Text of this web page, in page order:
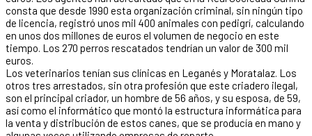
consta que desde 1990 esta organización criminal, sin ningún tipo
de licencia, registró unos mil 400 animales con pedigrí, calculando
en unos dos millones de euros el volumen de negocio en este
tiempo. Los 270 perros rescatados tendrían un valor de 300 mil
euros.
Los veterinarios tenían sus clínicas en Leganés y Moratalaz. Los
otros tres arrestados, sin otra profesión que este criadero ilegal,
son el principal criador, un hombre de 56 años, y su esposa, de 59,
así como el informático que montó la estructura informática para
la venta y distribución de estos canes, que se producía en mano y